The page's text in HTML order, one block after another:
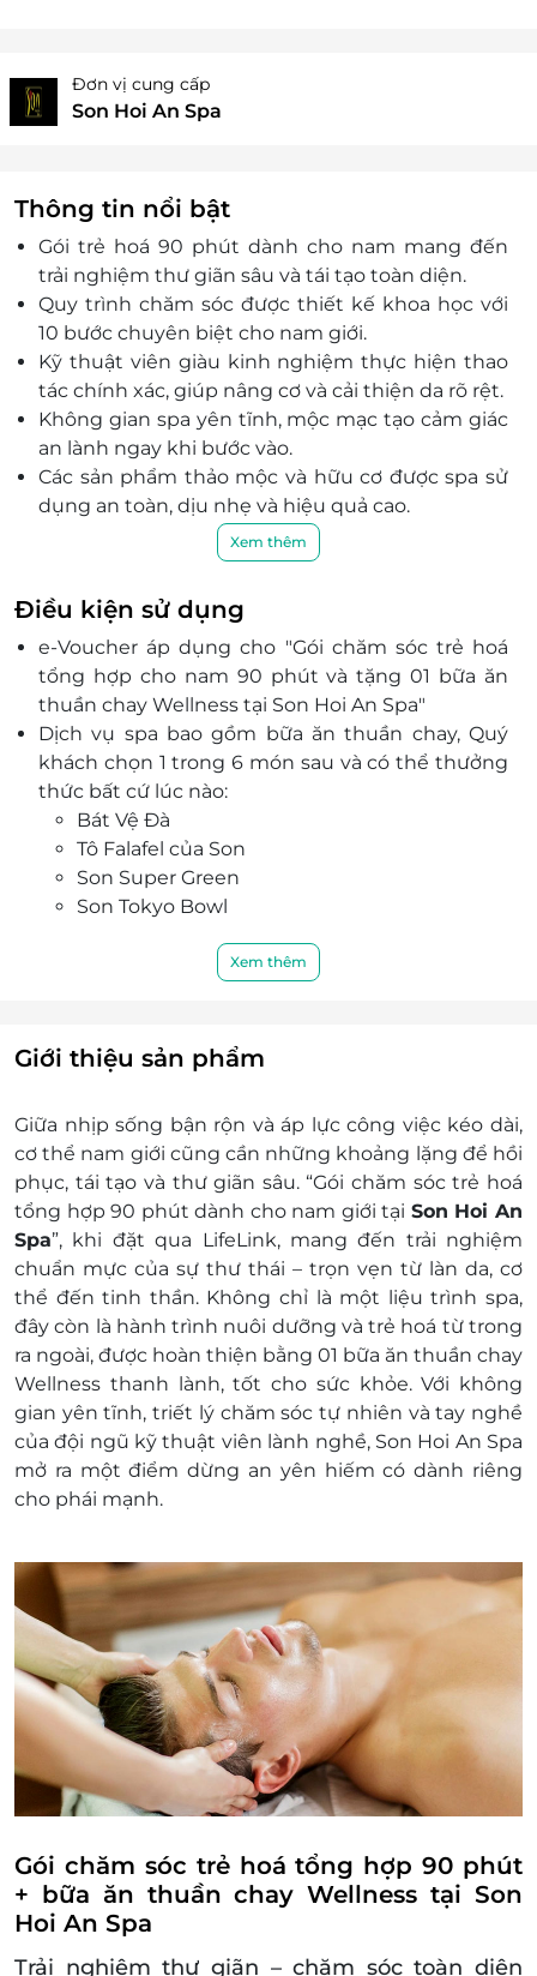
Đơn vị cung cấp
Son Hoi An Spa
Thông tin nổi bật
Gói trẻ hoá 90 phút dành cho nam mang đến
trải nghiệm thư giãn sâu và tái tạo toàn diện.
Quy trình chăm sóc được thiết kế khoa học với
10 bước chuyên biệt cho nam giới.
Kỹ thuật viên giàu kinh nghiệm thực hiện thao
tác chính xác, giúp nâng cơ và cải thiện da rõ rệt.
Không gian spa yên tĩnh, mộc mạc tạo cảm giác
an lành ngay khi bước vào.
Các sản phẩm thảo mộc và hữu cơ được spa sử
dụng an toàn, dịu nhẹ và hiệu quả cao.
Khách nhận kèm 01 bữa ăn thuần chay Wellness
bổ dưỡng, chọn 1 trong 6 món đặc trưng của
Son.
Dịch vụ đặt qua LifeLink mang lại mức giá ưu đãi
và quy trình đặt chỗ nhanh gọn.
Gói chăm sóc phù hợp cho nam giới muốn phục
hồi năng lượng, trẻ hóa diện mạo và cải thiện
sức khỏe.
Xem thêm
Điều kiện sử dụng
e-Voucher áp dụng cho "Gói chăm sóc trẻ hoá
tổng hợp cho nam 90 phút và tặng 01 bữa ăn
thuần chay Wellness tại Son Hoi An Spa"
Dịch vụ spa bao gồm bữa ăn thuần chay, Quý
khách chọn 1 trong 6 món sau và có thể thưởng
thức bất cứ lúc nào:
Bát Vệ Đà
Tô Falafel của Son
Son Super Green
Son Tokyo Bowl
theo quy định của Bộ Luật lao động, có thể bao
gồm: 01/01, Tết Nguyên Đán
Số lượng e-Voucher áp dụng: 01 voucher/ 01
khách/ 01 lần sử dụng
Quý Khách vui lòng liên hệ Hotline hỗ trợ & đặt
lịch: 0935 447 566 đặt chỗ trước khi đến sử dụng
dịch vụ trước 2 tiếng để đảm bảo khách hàng
được phục vụ tốt nhất. Son Hoi An Spa không
nhận khách hàng đến trực tiếp nếu chưa đăng
ký đặt chỗ trước. Mong quý khách thông cảm
Địa chỉ: 94 Ngô Quyền, Phường Hội An,
Thành phố Đà Nẵng
Điều kiện khác:
Một khách hàng được mua nhiều e-
Voucher/e-Coupon
e-Voucher/e-Coupon không có giá trị quy đổi
Không áp dụng đồng thời cùng lúc với các
chương trình khuyến mại khác.
Xem thêm
Giới thiệu sản phẩm
Giữa nhịp sống bận rộn và áp lực công việc kéo dài,
cơ thể nam giới cũng cần những khoảng lặng để hồi
phục, tái tạo và thư giãn sâu. “Gói chăm sóc trẻ hoá
tổng hợp 90 phút dành cho nam giới tại Son Hoi An
Spa”, khi đặt qua LifeLink, mang đến trải nghiệm
chuẩn mực của sự thư thái – trọn vẹn từ làn da, cơ
thể đến tinh thần. Không chỉ là một liệu trình spa,
đây còn là hành trình nuôi dưỡng và trẻ hoá từ trong
ra ngoài, được hoàn thiện bằng 01 bữa ăn thuần chay
Wellness thanh lành, tốt cho sức khỏe. Với không
gian yên tĩnh, triết lý chăm sóc tự nhiên và tay nghề
của đội ngũ kỹ thuật viên lành nghề, Son Hoi An Spa
mở ra một điểm dừng an yên hiếm có dành riêng
cho phái mạnh.
Gói chăm sóc trẻ hoá tổng hợp 90 phút
+ bữa ăn thuần chay Wellness tại Son
Hoi An Spa
Trải nghiệm thư giãn – chăm sóc toàn diện